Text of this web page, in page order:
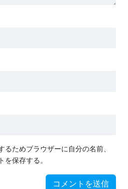
るためブラウザーに自分の名前、
を保存する。